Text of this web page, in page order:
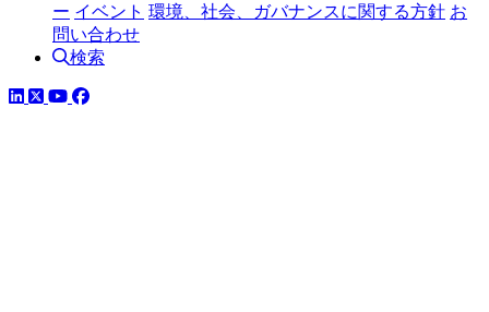
ー イベント 環境、社会、ガバナンスに関する方針 お
問い合わせ
検索
LinkedIn
ツイッター
YouTube
Facebook